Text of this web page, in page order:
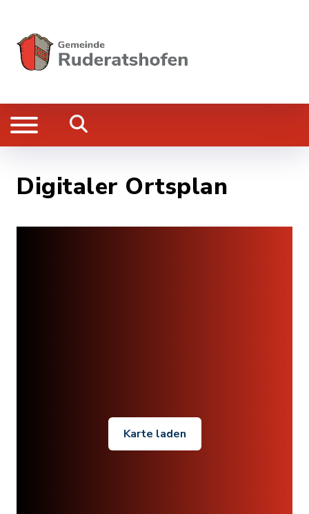
Digitaler Ortsplan
Karte laden